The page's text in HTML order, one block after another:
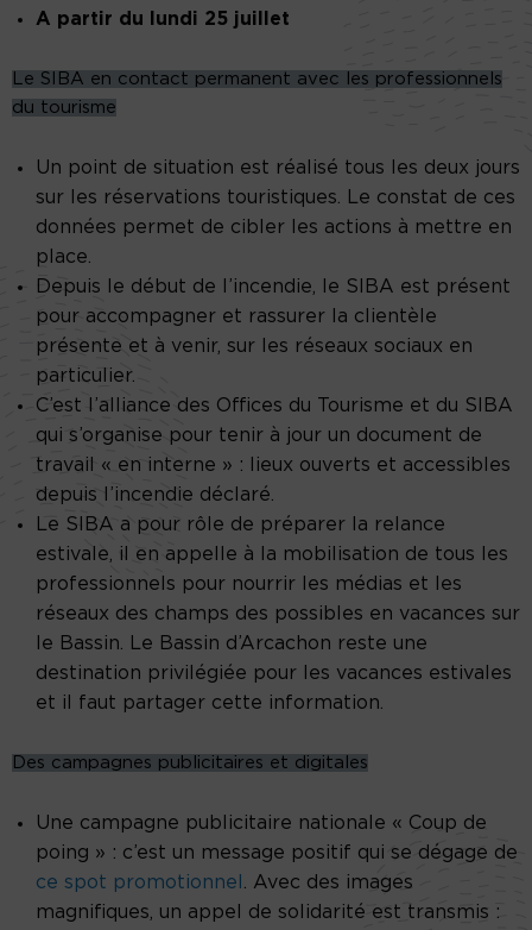
A partir du lundi 25 juillet
Le SIBA en contact permanent avec les professionnels
du tourisme
Un point de situation est réalisé tous les deux jours
sur les réservations touristiques. Le constat de ces
données permet de cibler les actions à mettre en
place.
Depuis le début de l’incendie, le SIBA est présent
pour accompagner et rassurer la clientèle
présente et à venir, sur les réseaux sociaux en
particulier.
C’est l’alliance des Offices du Tourisme et du SIBA
qui s’organise pour tenir à jour un document de
travail « en interne » : lieux ouverts et accessibles
depuis l’incendie déclaré.
Le SIBA a pour rôle de préparer la relance
estivale, il en appelle à la mobilisation de tous les
professionnels pour nourrir les médias et les
réseaux des champs des possibles en vacances sur
le Bassin. Le Bassin d’Arcachon reste une
destination privilégiée pour les vacances estivales
et il faut partager cette information.
Des campagnes publicitaires et digitales
Une campagne publicitaire nationale « Coup de
poing » : c’est un message positif qui se dégage de
ce spot promotionnel
. Avec des images
magnifiques, un appel de solidarité est transmis :